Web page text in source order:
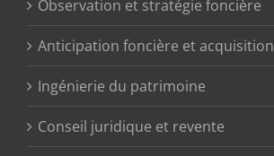
Observation et stratégie foncière
Anticipation foncière et acquisition
Ingénierie du patrimoine
Conseil juridique et revente